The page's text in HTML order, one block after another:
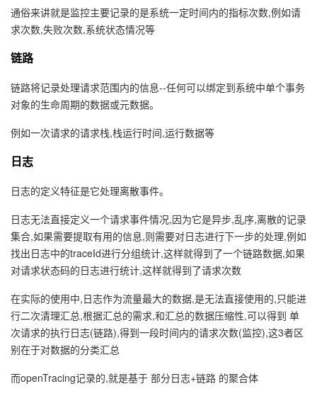
博
客
的
论
坛
我
的
圈
子
我
的
直
播
我
的
活
动
我
的
关
注
我
的
开
发
者
学
堂
我
的
Programs
我
的
支
持
通俗来讲就是监控主要记录的是系统一定时间内的指标次数,例如请
求次数,失败次数,系统状态情况等
链路
链路将记录处理请求范围内的信息--任何可以绑定到系统中单个事务
对象的生命周期的数据或元数据。
例如一次请求的请求栈,栈运行时间,运行数据等
日志
日志的定义特征是它处理离散事件。
日志无法直接定义一个请求事件情况,因为它是异步,乱序,离散的记录
集合,如果需要提取有用的信息,则需要对日志进行下一步的处理,例如
找出日志中的traceId进行分组统计,这样就得到了一个链路数据,如果
对请求状态码的日志进行统计,这样就得到了请求次数
在实际的使用中,日志作为流量最大的数据,是无法直接使用的,只能进
行二次清理汇总,根据汇总的需求,和汇总的数据压缩性,可以得到 单
次请求的执行日志(链路),得到一段时间内的请求次数(监控),这3者区
别在于对数据的分类汇总
而openTracing记录的,就是基于 部分日志+链路 的聚合体